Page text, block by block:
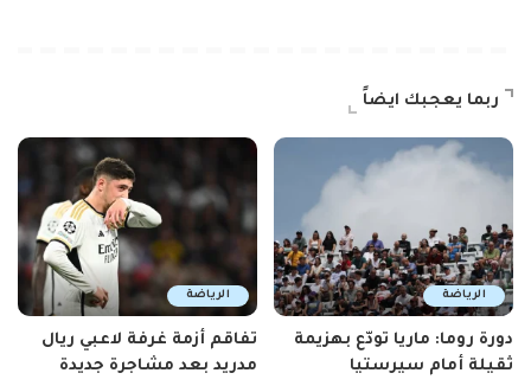
ربما يعجبك ايضاً
الرياضة
دورة روما: ماريا تودّع بهزيمة
ثقيلة أمام سيرستيا
الرياضة
تفاقم أزمة غرفة لاعبي ريال
مدريد بعد مشاجرة جديدة